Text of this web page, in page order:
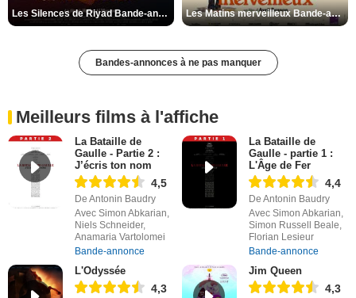
Les Silences de Riyad Bande-annonce VO STFR Les Matins merveilleux Bande-annonce VF
Bandes-annonces à ne pas manquer
Meilleurs films à l'affiche
La Bataille de
Gaulle - Partie 2 :
J’écris ton nom
4,5
De Antonin Baudry
Avec Simon Abkarian,
Niels Schneider,
Anamaria Vartolomei
Bande-annonce
La Bataille de
Gaulle - partie 1 :
L'Âge de Fer
4,4
De Antonin Baudry
Avec Simon Abkarian,
Simon Russell Beale,
Florian Lesieur
Bande-annonce
L'Odyssée
4,3
Jim Queen
4,3